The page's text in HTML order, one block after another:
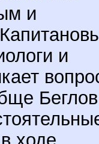
и
и
Беглов
ходе